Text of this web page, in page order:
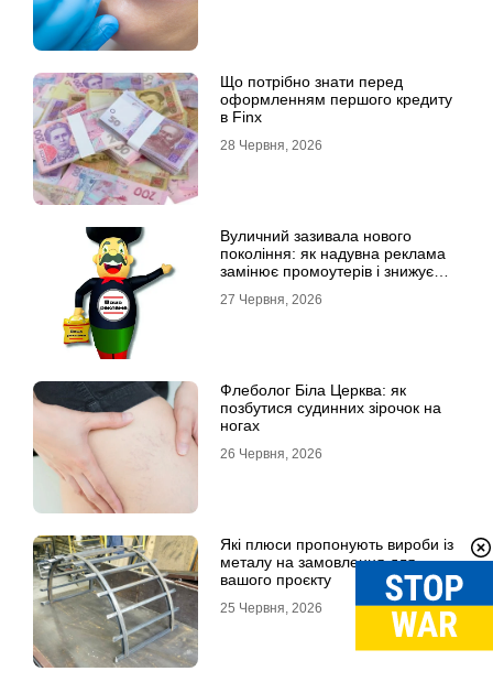
Що потрібно знати перед
оформленням першого кредиту
в Finx
28 Червня, 2026
Вуличний зазивала нового
покоління: як надувна реклама
замінює промоутерів і знижує
27 Червня, 2026
Флеболог Біла Церква: як
позбутися судинних зірочок на
ногах
26 Червня, 2026
Які плюси пропонують вироби із
металу на замовлення для
вашого проєкту
25 Червня, 2026